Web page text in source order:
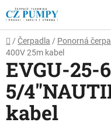
Přejít
na
obsah
Domů
/ Čerpadla / Ponorná
400V 25m kabel
EVGU-25-
5/
kabel